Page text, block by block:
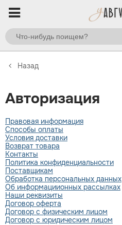
Назад
Авторизация
Правовая информация
Способы оплаты
Условия доставки
Возврат товара
Контакты
Политика конфиденциальности
Поставщикам
Обработка персональных данных
Об информациионных рассылках
Наши реквизиты
Договор оферта
Договор с физическим лицом
Договор с юридическим лицом